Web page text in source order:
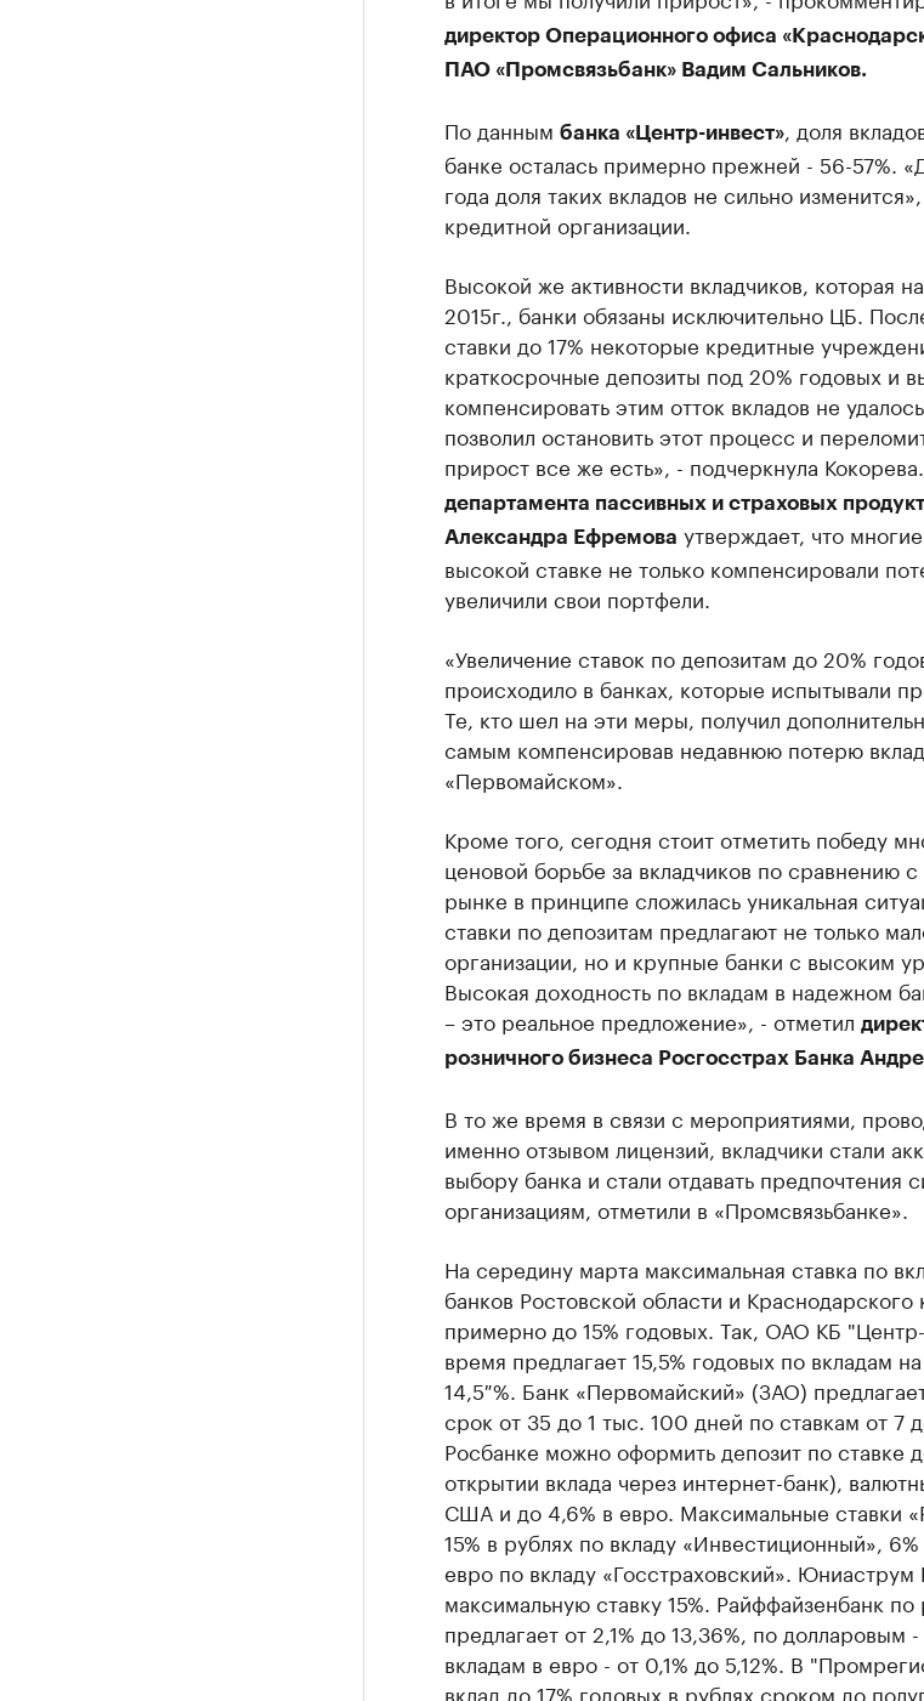
директор Операционного офиса
ПАО «Промсвязьбанк» Вадим Сальников.
По данным банка «Центр-инвест», доля
банке осталась примерно прежней - 56-57%.
года доля таких вкладов не сильно
кредитной организации.
Высокой же активности вкладчиков, которая
2015г., банки обязаны исключительно ЦБ.
ставки до 17% некоторые кредитные
краткосрочные депозиты под 20% годовых и
компенсировать этим отток вкладов не
позволил остановить этот процесс и
прирост все же есть», - подчеркнула
департамента пассивных и страховых
Александра Ефремова утверждает, что
высокой ставке не только компенсировали
увеличили свои портфели.
«Увеличение ставок по депозитам до 20%
происходило в банках, которые испытывали
Те, кто шел на эти меры, получил
самым компенсировав недавнюю потерю
«Первомайском».
Кроме того, сегодня стоит отметить победу
ценовой борьбе за вкладчиков по сравнению
рынке в принципе сложилась уникальная
ставки по депозитам предлагают не только
организации, но и крупные банки с высоким
Высокая доходность по вкладам в надежном
– это реальное предложение», - отметил
розничного бизнеса Росгосстрах Банка
В то же время в связи с мероприятиями,
именно отзывом лицензий, вкладчики стали
выбору банка и стали отдавать предпочтения
организациям, отметили в «Промсвязьбанке».
На середину марта максимальная ставка по
банков Ростовской области и Краснодарского
примерно до 15% годовых. Так, ОАО КБ
время предлагает 15,5% годовых по вкладам
14,5 %. Банк «Первомайский» (ЗАО)
срок от 35 до 1 тыс. 100 дней по ставкам от 7
Росбанке можно оформить депозит по ставке
открытии вклада через интернет-банк),
США и до 4,6% в евро. Максимальные ставки
15% в рублях по вкладу «Инвестиционный»,
евро по вкладу «Госстраховский». Юниаструм
максимальную ставку 15%. Райффайзенбанк
предлагает от 2,1% до 13,36%, по долларовым
вкладам в евро - от 0,1% до 5,12%. В
вклад до 17% годовых в рублях сроком до